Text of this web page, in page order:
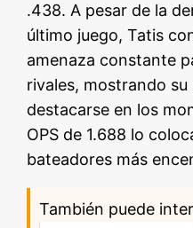
.438. A pesar de la
último juego, Tatis
amenaza constante
rivales, mostrando
destacarse en los
OPS de 1.688 lo
bateadores más
También puede